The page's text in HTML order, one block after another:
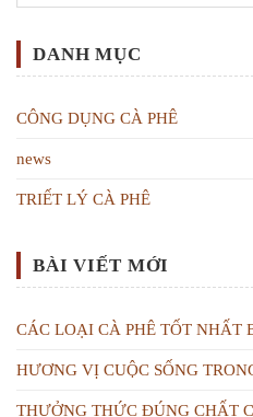
DANH MỤC
CÔNG DỤNG CÀ PHÊ
news
TRIẾT LÝ CÀ PHÊ
BÀI VIẾT MỚI
CÁC LOẠI CÀ PHÊ TỐT NHẤT
HƯƠNG VỊ CUỘC SỐNG
THƯỞNG THỨC ĐÚNG CHẤT